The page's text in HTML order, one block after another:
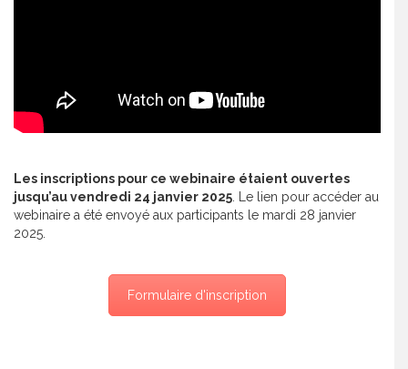
Les inscriptions pour ce webinaire étaient ouvertes
jusqu’au vendredi 24 janvier 2025 . Le lien pour accéder au
webinaire a été envoyé aux participants le mardi 28 janvier
2025.
Formulaire d'inscription